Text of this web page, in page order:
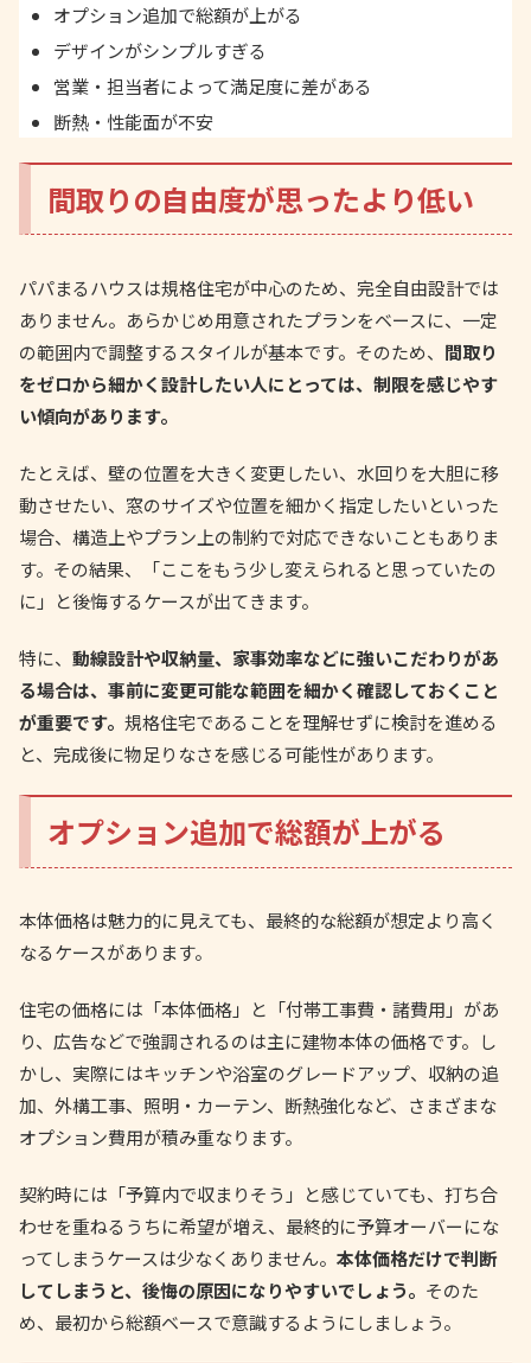
オプション追加で総額が上がる
デザインがシンプルすぎる
営業・担当者によって満足度に差がある
断熱・性能面が不安
間取りの自由度が思ったより低い
パパまるハウスは規格住宅が中心のため、完全自由設計では
ありません。あらかじめ用意されたプランをベースに、一定
の範囲内で調整するスタイルが基本です。そのため、 間取り
をゼロから細かく設計したい人にとっては、制限を感じやす
い傾向があります。
たとえば、壁の位置を大きく変更したい、水回りを大胆に移
動させたい、窓のサイズや位置を細かく指定したいといった
場合、構造上やプラン上の制約で対応できないこともありま
す。その結果、「ここをもう少し変えられると思っていたの
に」と後悔するケースが出てきます。
特に、 動線設計や収納量、家事効率などに強いこだわりがあ
る場合は、事前に変更可能な範囲を細かく確認しておくこと
が重要です。 規格住宅であることを理解せずに検討を進める
と、完成後に物足りなさを感じる可能性があります。
オプション追加で総額が上がる
本体価格は魅力的に見えても、最終的な総額が想定より高く
なるケースがあります。
住宅の価格には「本体価格」と「付帯工事費・諸費用」があ
り、広告などで強調されるのは主に建物本体の価格です。し
かし、実際にはキッチンや浴室のグレードアップ、収納の追
加、外構工事、照明・カーテン、断熱強化など、さまざまな
オプション費用が積み重なります。
契約時には「予算内で収まりそう」と感じていても、打ち合
わせを重ねるうちに希望が増え、最終的に予算オーバーにな
ってしまうケースは少なくありません。 本体価格だけで判断
してしまうと、後悔の原因になりやすいでしょう。 そのた
め、最初から総額ベースで意識するようにしましょう。